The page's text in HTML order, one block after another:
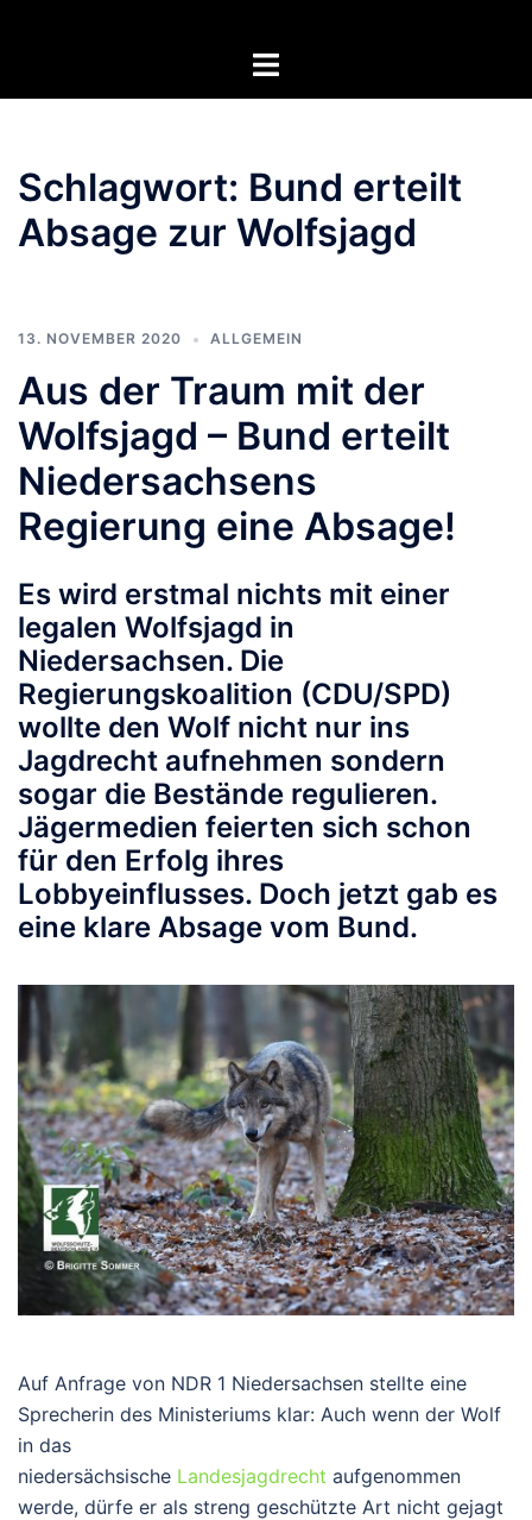
Menü
Schlagwort: Bund erteilt
Absage zur Wolfsjagd
13. NOVEMBER 2020 ALLGEMEIN
Aus der Traum mit der
Wolfsjagd – Bund erteilt
Niedersachsens
Regierung eine Absage!
Es wird erstmal nichts mit einer
legalen Wolfsjagd in
Niedersachsen. Die
Regierungskoalition (CDU/SPD)
wollte den Wolf nicht nur ins
Jagdrecht aufnehmen sondern
sogar die Bestände regulieren.
Jägermedien feierten sich schon
für den Erfolg ihres
Lobbyeinflusses. Doch jetzt gab es
eine klare Absage vom Bund.
Auf Anfrage von NDR 1 Niedersachsen stellte eine
Sprecherin des Ministeriums klar: Auch wenn der Wolf
in das
niedersächsische Landesjagdrecht aufgenommen
werde, dürfe er als streng geschützte Art nicht gejagt